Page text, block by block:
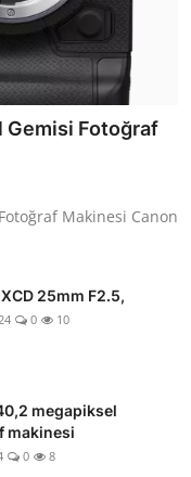
Gemisi Fotoğraf
Makinesi Canon
25mm F2.5,
0 10
megapiksel
makinesi
0 8